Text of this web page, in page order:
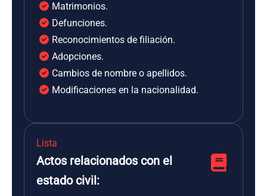
Matrimonios.
Defunciones.
Reconocimientos de filiación.
Adopciones.
Cambios de nombre o apellidos.
Modificaciones en la nacionalidad.
Lista
Actos relacionados con el
estado civil: